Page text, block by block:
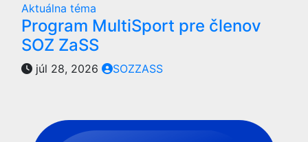
Aktuálna téma
Program MultiSport pre členov
SOZ ZaSS
júl 28, 2026 SOZZASS